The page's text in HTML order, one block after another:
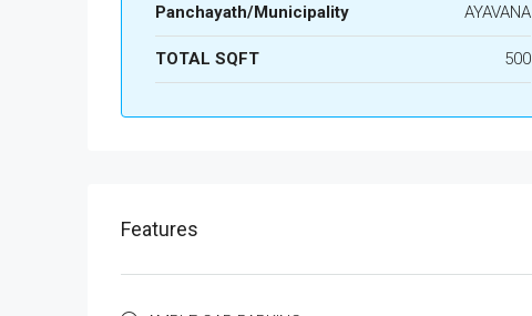
Panchayath/Municipality AYAVANA
TOTAL SQFT 500
Features